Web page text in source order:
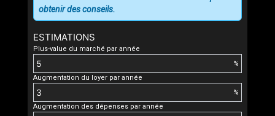
ESTIMATIONS
Plus-value du marché par année
%
Augmentation du loyer par année
%
Augmentation des dépenses par année
obtenir des conseils.